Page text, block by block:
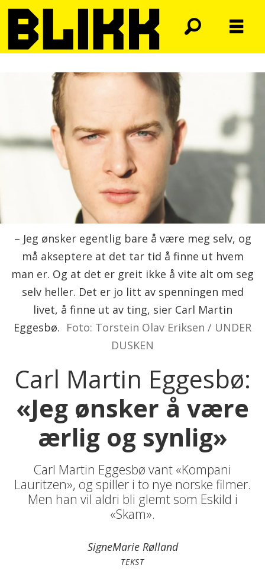
– Jeg ønsker egentlig bare å være meg selv, og
må akseptere at det tar tid å finne ut hvem
man er. Og at det er greit ikke å vite alt om seg
selv heller. Det er jo litt av spenningen med
livet, å finne ut av ting, sier Carl Martin
Eggesbø. Foto: Torstein Olav Eriksen / UNDER
DUSKEN
Carl Martin Eggesbø:
«Jeg ønsker å være
ærlig og synlig»
Carl Martin Eggesbø vant «Kompani
Lauritzen», og spiller i to nye norske filmer.
Men han vil aldri bli glemt som Eskild i
«Skam».
SigneMarie Rølland
TEKST